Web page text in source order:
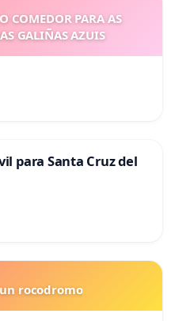
COMEDOR PARA AS
GALIÑAS AZUIS
para Santa Cruz del
rocodromo